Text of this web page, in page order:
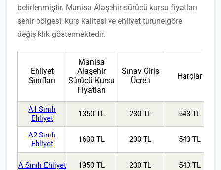
belirlenmiştir. Manisa Alaşehir sürücü kursu fiyatları
şehir bölgesi, kurs kalitesi ve ehliyet türüne göre
değişiklik göstermektedir.
Ehliyet
Sınıfları
Manisa
Alaşehir
Sürücü Kursu
Fiyatları
Sınav Giriş
Ücreti
Harçlar
A1 Sınıfı
Ehliyet
1350 TL 230 TL 543 TL
A2 Sınıfı
Ehliyet
1600 TL 230 TL 543 TL
A Sınıfı Ehliyet 1950 TL 230 TL 543 TL